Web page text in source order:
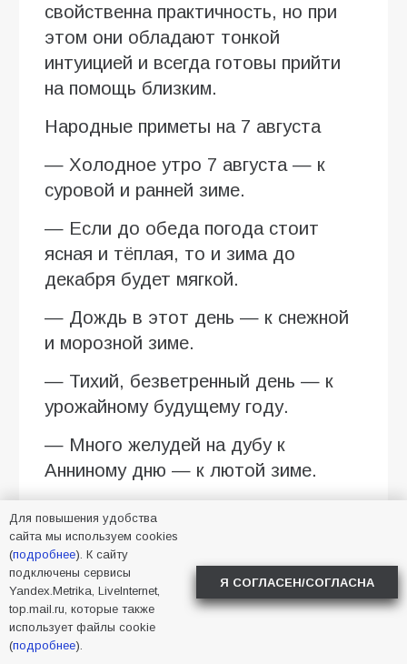
свойственна практичность, но при
этом они обладают тонкой
интуицией и всегда готовы прийти
на помощь близким.
Народные приметы на 7 августа
— Холодное утро 7 августа — к
суровой и ранней зиме.
— Если до обеда погода стоит
ясная и тёплая, то и зима до
декабря будет мягкой.
— Дождь в этот день — к снежной
и морозной зиме.
— Тихий, безветренный день — к
урожайному будущему году.
— Много желудей на дубу к
Анниному дню — к лютой зиме.
— Если ласточки летают высоко —
к тёплой и сухой погоде, а если
низко — к дождю.
— Пауки активно плетут паутину —
к скорому потеплению.
Для повышения удобства
сайта мы используем cookies
(подробнее). К сайту
подключены сервисы
Yandex.Metrika, LiveInternet,
top.mail.ru, которые также
использует файлы cookie
(подробнее).
Я СОГЛАСЕН/СОГЛАСНА